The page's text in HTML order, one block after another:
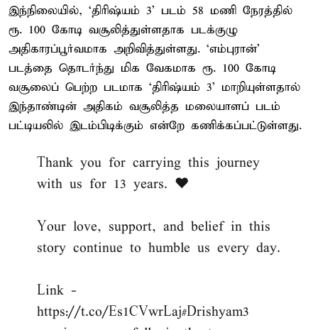
இந்நிலையில், ‘திரிஷ்யம் 3’ படம் 58 மணி நேரத்தில்
ரூ. 100 கோடி வசூலித்துள்ளதாக படக்குழு
அதிகாரப்பூர்வமாக அறிவித்துள்ளது. ‘எம்புரான்’
படத்தை தொடர்ந்து மிக வேகமாக ரூ. 100 கோடி
வசூலைப் பெற்ற படமாக ‘திரிஷ்யம் 3’ மாறியுள்ளதால்
இந்தாண்டின் அதிகம் வசூலித்த மலையாளப் படம்
பட்டியலில் இடம்பிடிக்கும் என்றே கணிக்கப்பட்டுள்ளது.
Thank you for carrying this journey
with us for 13 years. ❤️
Your love, support, and belief in this
story continue to humble us every day.
Link -
https://t.co/Es1CVwrLaj#Drishyam3